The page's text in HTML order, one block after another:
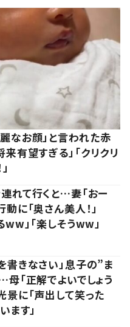
なお顔」と言われた赤
有望すぎる」「クリクリ
れて行くと…妻「おー
に「奥さん美人！」
ww」「楽しそうww」
書きなさい」息子の”ま
「正解でよいでしょう
に「声出して笑った
ます」